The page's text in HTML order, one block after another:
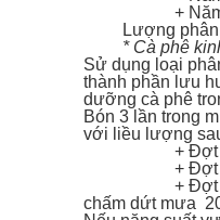
+ Năm thứ
Lượng phân
* Cà phê
Sử dụng loại
thành phần lưu
dưỡng cà phê
Bón 3 lần trong
với liều lượng
+ Đợt 1: 500-
+ Đợt 2: 700-
+ Đợt 3: 800-
chấm dứt mưa